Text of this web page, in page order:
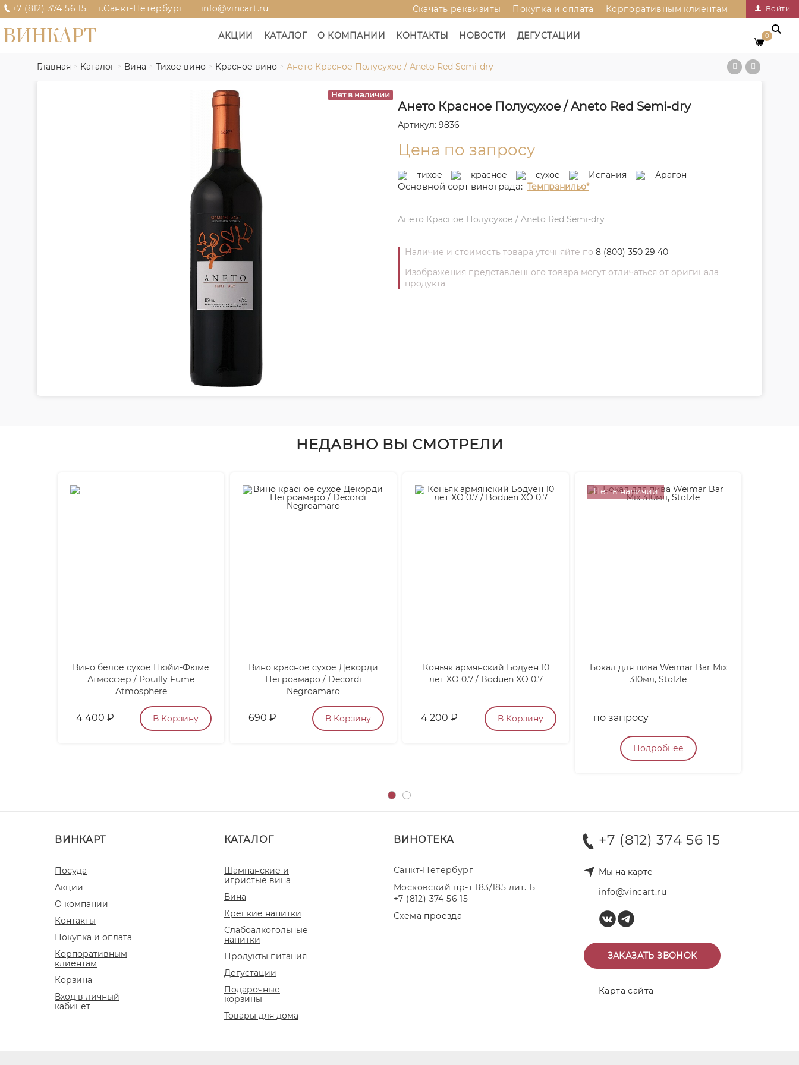
+7 (812) 374 56 15 г.Санкт-Петербург info@vincart.ru Войти
Скачать реквизиты Покупка и оплата Корпоративным клиентам
ВИНКАРТ АКЦИИ КАТАЛОГ О КОМПАНИИ КОНТАКТЫ НОВОСТИ ДЕГУСТАЦИИ 0
Главная Каталог Вина Тихое вино Красное вино Ането Красное Полусухое / Aneto Red Semi-dry
Нет в наличии
Ането Красное Полусухое / Aneto Red Semi-dry
Артикул: 9836
Цена по запросу
тихое красное сухое Испания Арагон
Основной сорт винограда: Темпранильо*
Ането Красное Полусухое / Aneto Red Semi-dry
Наличие и стоимость товара уточняйте по 8 (800) 350 29 40
Изображения представленного товара могут отличаться от оригинала
продукта
НЕДАВНО ВЫ СМОТРЕЛИ
Вино белое сухое Пюйи-Фюме
Атмосфер / Pouilly Fume
Atmosphere
4 400 ₽ В Корзину
Вино красное сухое Декорди
Негроамаро / Decordi
Negroamaro
690 ₽ В Корзину
Коньяк армянский Бодуен 10
лет XO 0.7 / Boduen XO 0.7
4 200 ₽ В Корзину
Нет в наличии
Бокал для пива Weimar Bar Mix
310мл, Stolzle
по запросу
Подробнее
ВИНКАРТ
Посуда
Акции
О компании
Контакты
Покупка и оплата
Корпоративным
клиентам
Корзина
Вход в личный
кабинет
КАТАЛОГ
Шампанские и
игристые вина
Вина
Крепкие напитки
Слабоалкогольные
напитки
Продукты питания
Дегустации
Подарочные
корзины
Товары для дома
ВИНОТЕКА
Санкт-Петербург
Московский пр-т 183/185 лит. Б
+7 (812) 374 56 15
Схема проезда
+7 (812) 374 56 15
Мы на карте
info@vincart.ru
ЗАКАЗАТЬ ЗВОНОК
Карта сайта